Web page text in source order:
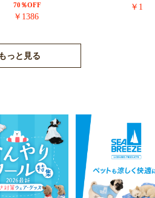
70％OFF
￥1386
￥
もっと見る